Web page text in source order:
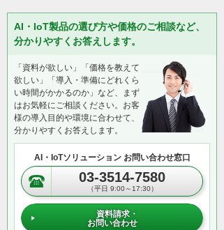
AI・IoT製品の選び方や価格のご相談など、
分かりやすくお答えします。
「資料が欲しい」「価格を教えて
欲しい」「導入・準備にどれくら
い時間がかかるのか」など、まず
はお気軽にご相談ください。お客
様の導入目的や環境に合わせて、
分かりやすくお答えします。
AI・IoTソリューション お問い合わせ窓口
03-3514-7580
（平日 9:00～17:30）
資料請求・
お問い合わせ